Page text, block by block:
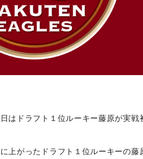
はドラフト１位ルーキー藤原が実戦
上がったドラフト１位ルーキーの藤